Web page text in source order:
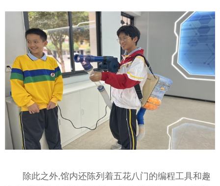
除此之外,馆内还陈列着五花八门的编程工具和趣